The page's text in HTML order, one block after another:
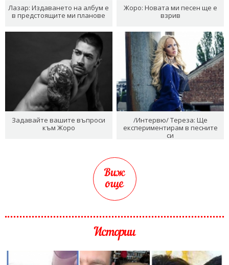
Лазар: Издаването на албум е
в предстоящите ми планове
Жоро: Новата ми песен ще е
взрив
Задавайте вашите въпроси
към Жоро
/Интервю/ Тереза: Ще
експериментирам в песните
си
Виж
още
Истории